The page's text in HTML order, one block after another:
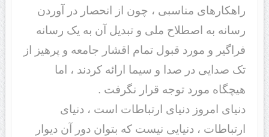
راهکارهای مناسبی ، چون از انحصار در آوردن
رسانه به اصطلاح ملی و تبدیل آن به یک رسانه
فراگیر و مورد قبول تمام اقشار جامعه و پرهیز از
تک صدایی در صدا و سیما ارائه کردند ، اما
هیچگاه مورد توجه قرار نگرفت .
دنیای امروز دنیای ارتباطات است ، دنیای
ارتباطات ، دنیایی نیست که بتوان دور آن دیوار